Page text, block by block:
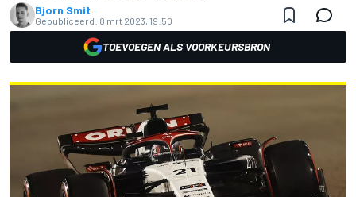
Bjorn Smit
Gepubliceerd: 8 mrt 2023, 19:50
TOEVOEGEN ALS VOORKEURSBRON